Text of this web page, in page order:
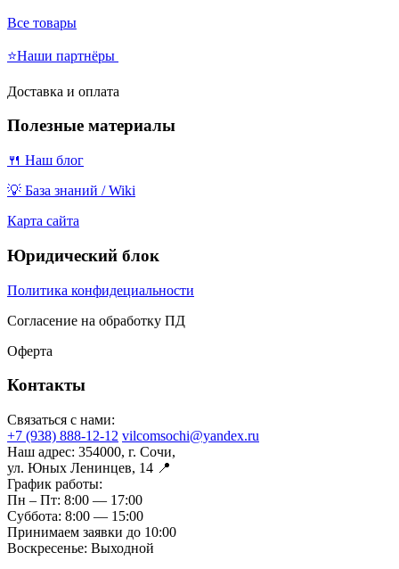
Все товары
⭐Наши партнёры
Доставка и оплата
Полезные материалы
🍴 Наш блог
💡 База знаний / Wiki
Карта сайта
Юридический блок
Политика конфидециальности
Согласение на обработку ПД
Оферта
Контакты
Связаться с нами:
+7 (938) 888-12-12 vilcomsochi@yandex.ru
Наш адрес: 354000, г. Сочи,
ул. Юных Ленинцев, 14 📍
График работы:
Пн – Пт: 8:00 — 17:00
Суббота: 8:00 — 15:00
Принимаем заявки до 10:00
Воскресенье: Выходной